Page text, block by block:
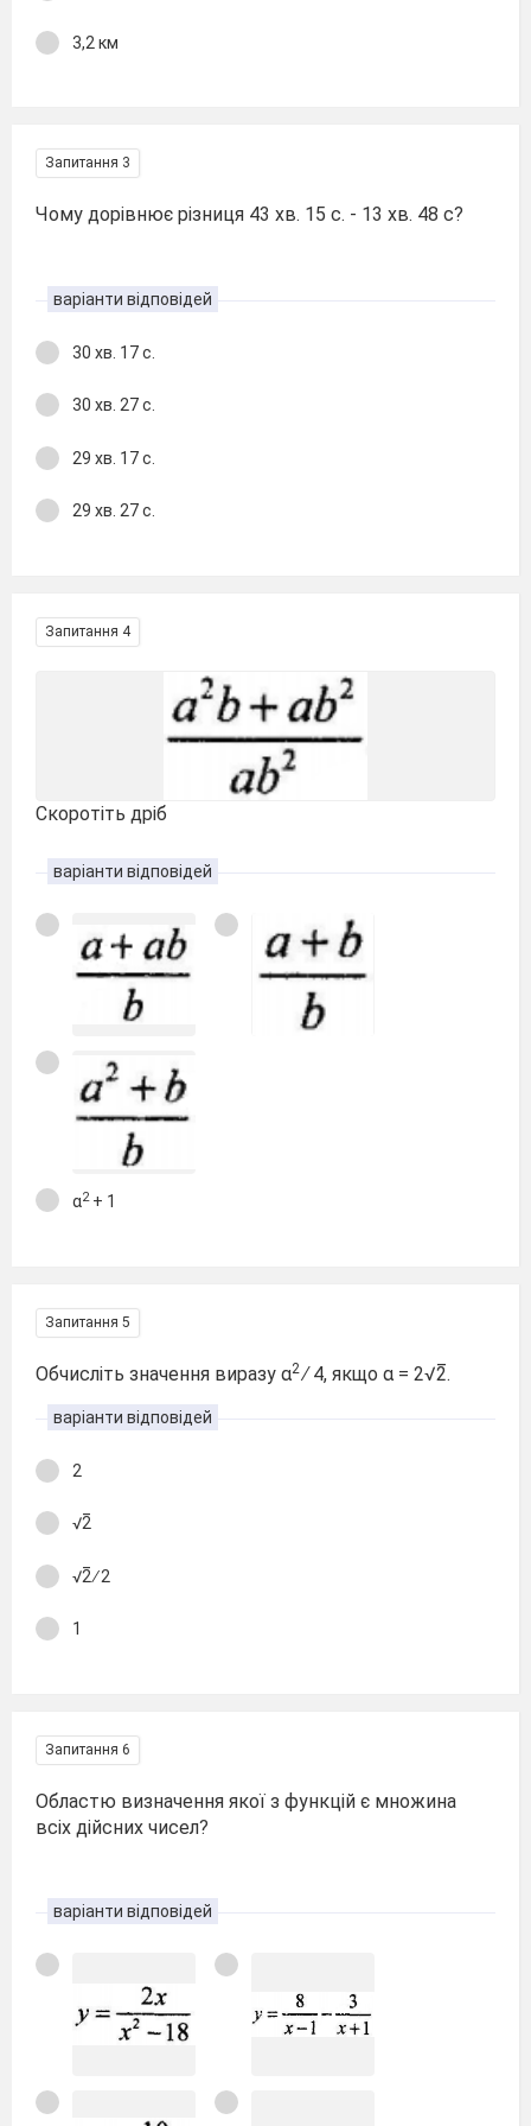
3,2 км
Запитання 3
Чому дорівнює різниця 43 хв. 15 с. - 13 хв. 48 с?
варіанти відповідей
30 хв. 17 с.
30 хв. 27 с.
29 хв. 17 с.
29 хв. 27 с.
Запитання 4
Скоротіть дріб
варіанти відповідей
α2+ 1
Запитання 5
Обчисліть значення виразу α2∕ 4, якщо α = 2√2̅.
варіанти відповідей
2
√2̅
√2̅ ∕ 2
1
Запитання 6
Областю визначення якої з функцій є множина
всіх дійсних чисел?
варіанти відповідей